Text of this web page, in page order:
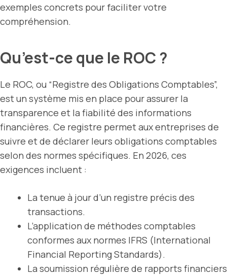
exemples concrets pour faciliter votre
compréhension.
Qu’est-ce que le ROC ?
Le ROC, ou “Registre des Obligations Comptables”,
est un système mis en place pour assurer la
transparence et la fiabilité des informations
financières. Ce registre permet aux entreprises de
suivre et de déclarer leurs obligations comptables
selon des normes spécifiques. En 2026, ces
exigences incluent :
La tenue à jour d’un registre précis des
transactions.
L’application de méthodes comptables
conformes aux normes IFRS (International
Financial Reporting Standards).
La soumission régulière de rapports financiers